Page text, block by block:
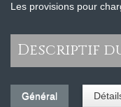
Les provisions pour
descriptif
Général